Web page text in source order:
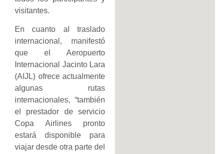
visitantes.
En cuanto al traslado
internacional, manifestó
que el Aeropuerto
Internacional Jacinto Lara
(AIJL) ofrece actualmente
algunas rutas
internacionales, “también
el prestador de servicio
Copa Airlines pronto
estará disponible para
viajar desde otra parte del